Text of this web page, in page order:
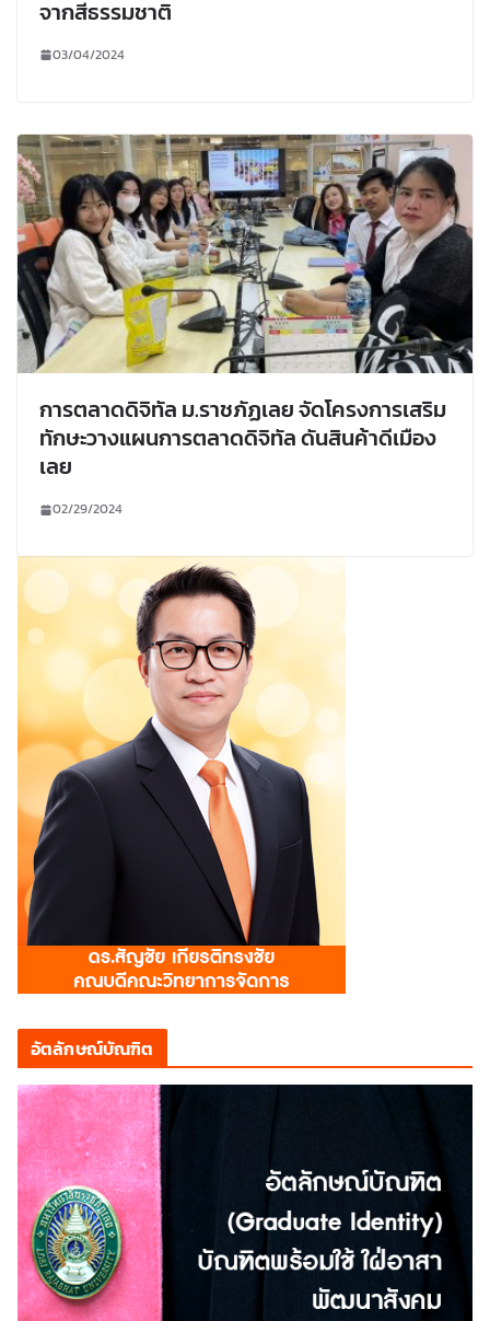
จากสีธรรมชาติ
03/04/2024
การตลาดดิจิทัล ม.ราชภัฏเลย จัดโครงการเสริม
ทักษะวางแผนการตลาดดิจิทัล ดันสินค้าดีเมือง
เลย
02/29/2024
อัตลักษณ์บัณฑิต